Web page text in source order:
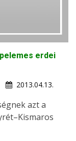
erdei
2013.04.13.
azt a